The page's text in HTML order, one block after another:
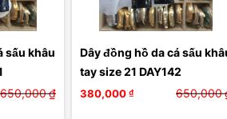
sấu khâu
650,000₫
Dây đồng hồ da cá sấu
tay size 21 DAY142
380,000 ₫ 650,000